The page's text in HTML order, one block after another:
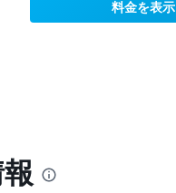
料金を表示